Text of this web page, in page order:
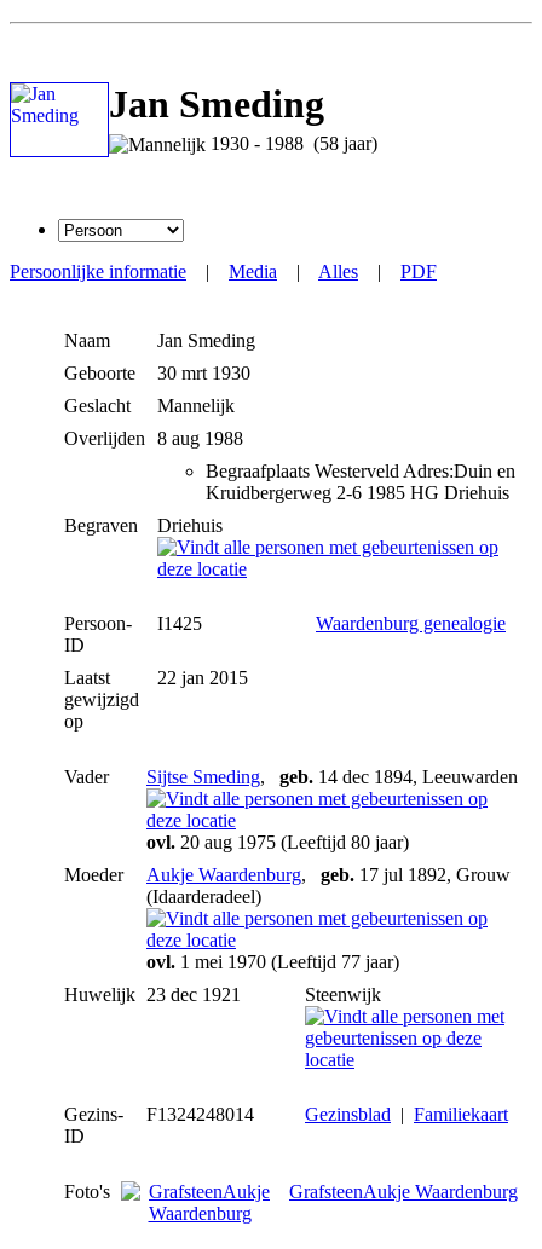
Jan Smeding
1930 - 1988 (58 jaar)
Persoonlijke informatie | Media | Alles | PDF
Naam Jan Smeding
Geboorte
30 mrt 1930
Geslacht
Mannelijk
Overlijden
8 aug 1988
Begraafplaats Westerveld Adres:Duin en
Kruidbergerweg 2-6 1985 HG Driehuis
Begraven
Driehuis
Persoon-
ID
I1425 Waardenburg genealogie
Laatst
gewijzigd
op
22 jan 2015
Vader Sijtse Smeding, geb. 14 dec 1894, Leeuwarden
ovl. 20 aug 1975 (Leeftijd 80 jaar)
Moeder
Aukje Waardenburg, geb. 17 jul 1892, Grouw
(Idaarderadeel)
ovl. 1 mei 1970 (Leeftijd 77 jaar)
Huwelijk 23 dec 1921 Steenwijk
Gezins-
ID
F1324248014 Gezinsblad | Familiekaart
Foto's GrafsteenAukje Waardenburg